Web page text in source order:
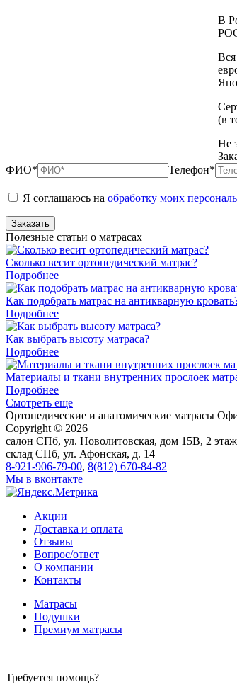
В
(в
Не
ФИО*
Телефон*
Я соглашаюсь на обработку моих
Полезные статьи о матрасах
Сколько весит ортопедический матрас?
Подробнее
Как подобрать матрас на антикварную
Подробнее
Как выбрать высоту матраса?
Подробнее
Материалы и ткани внутренних прослое​к
Подробнее
Смотреть еще
Ортопедические и анатомические матрасы
Copyright © 2026
салон СПб, ул. Новолитовская, дом 15В, 2
склад СПб, ул. Афонская, д. 14
8-921-906-79-00, 8(812) 670-84-82
Мы в вконтакте
Акции
Доставка и оплата
Отзывы
Вопрос/ответ
О компании
Контакты
Матрасы
Подушки
Премиум матрасы
Требуется помощь?